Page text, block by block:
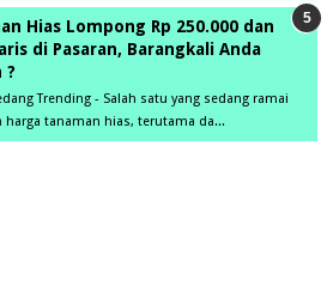
Hias Lompong Rp 250.000 dan
di Pasaran, Barangkali Anda
?
Trending - Salah satu yang sedang ramai
harga tanaman hias, terutama da...